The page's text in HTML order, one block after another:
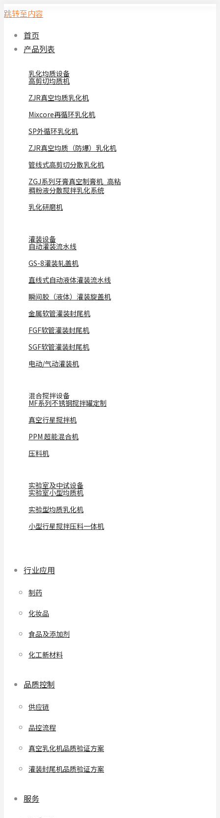
跳转至内容
首页
产品列表
乳化均质设备
高剪切均质机
ZJR真空均质乳化机
Mixcore再循环乳化机
SP外循环乳化机
ZJR真空均质（防爆）乳化机
管线式高剪切分散乳化机
ZGJ系列牙膏真空制膏机_高粘
稠粉液分散搅拌乳化系统
乳化研磨机
灌装设备
自动灌装流水线
GS-8灌装轧盖机
直线式自动液体灌装流水线
瞬间胶（液体）灌装旋盖机
金属软管灌装封尾机
FGF软管灌装封尾机
SGF软管灌装封尾机
电动/气动灌装机
混合搅拌设备
MF系列不锈钢搅拌罐定制
真空行星搅拌机
PPM 超能混合机
压料机
实验室及中试设备
实验室小型均质机
实验型均质乳化机
小型行星搅拌压料一体机
行业应用
制药
化妆品
食品及添加剂
化工新材料
品质控制
供应链
品控流程
真空乳化机品质验证方案
灌装封尾机品质验证方案
服务